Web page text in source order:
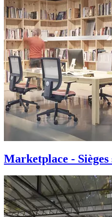
Marketplace - Sièges